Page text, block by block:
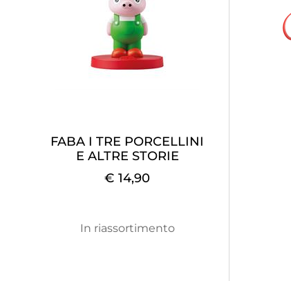
FABA I TRE PORCELLINI
E ALTRE STORIE
€ 14,90
In riassortimento